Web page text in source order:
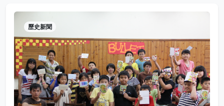
歷史新聞